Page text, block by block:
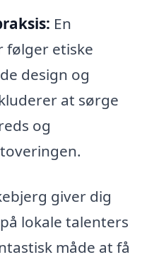
En
følger etiske
design og
at sørge
og
giver dig
lokale talenters
måde at få